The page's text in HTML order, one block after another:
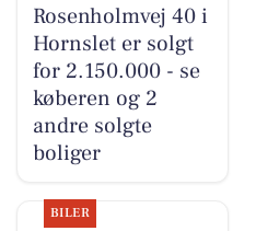
Rosenholmvej 40 i
Hornslet er solgt
for 2.150.000 - se
køberen og 2
andre solgte
boliger
BILER